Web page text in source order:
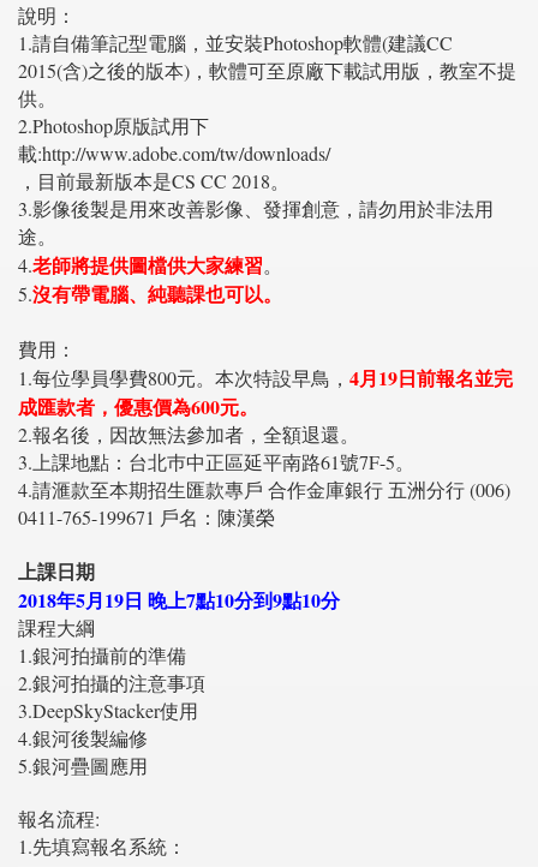
說明：
1.請自備筆記型電腦，並安裝Photoshop軟體(建議CC
2015(含)之後的版本)，軟體可至原廠下載試用版，教室不提
供。
2.Photoshop原版試用下
載:http://www.adobe.com/tw/downloads/
，目前最新版本是CS CC 2018。
3.影像後製是用來改善影像、發揮創意，請勿用於非法用
途。
4.老師將提供圖檔供大家練習。
5.沒有帶電腦、純聽課也可以。
費用：
1.每位學員學費800元。本次特設早鳥， 4月19日前報名並完
成匯款者，優惠價為600元。
2.報名後，因故無法參加者，全額退還。
3.上課地點：台北巿中正區延平南路61號7F-5。
4.請滙款至本期招生匯款專戶 合作金庫銀行 五洲分行 (006)
0411-765-199671 戶名：陳漢榮
上課日期
2018年5月19日 晚上7點10分到9點10分
課程大綱
1.銀河拍攝前的準備
2.銀河拍攝的注意事項
3.DeepSkyStacker使用
4.銀河後製編修
5.銀河疊圖應用
報名流程:
1.先填寫報名系統：